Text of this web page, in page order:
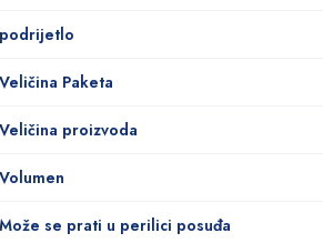
podrijetlo
Veličina Paketa
Veličina proizvoda
Volumen
Može se prati u perilici posuđa